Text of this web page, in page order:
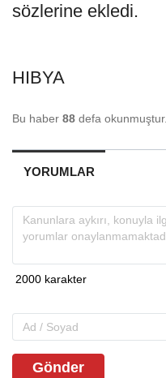
sözlerine ekledi.
HIBYA
Bu haber 88 defa okunmuştur.
YORUMLAR
Gönder